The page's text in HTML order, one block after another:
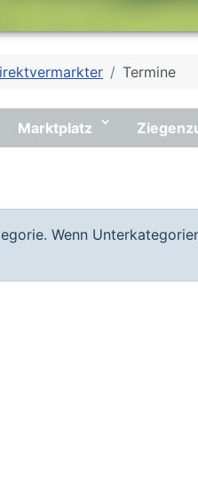
Termine
Marktplatz
Wenn